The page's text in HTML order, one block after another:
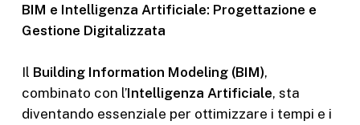
BIM e Intelligenza Artificiale: Progettazione e
Gestione Digitalizzata
Il Building Information Modeling (BIM),
combinato con l’Intelligenza Artificiale, sta
diventando essenziale per ottimizzare i tempi e i